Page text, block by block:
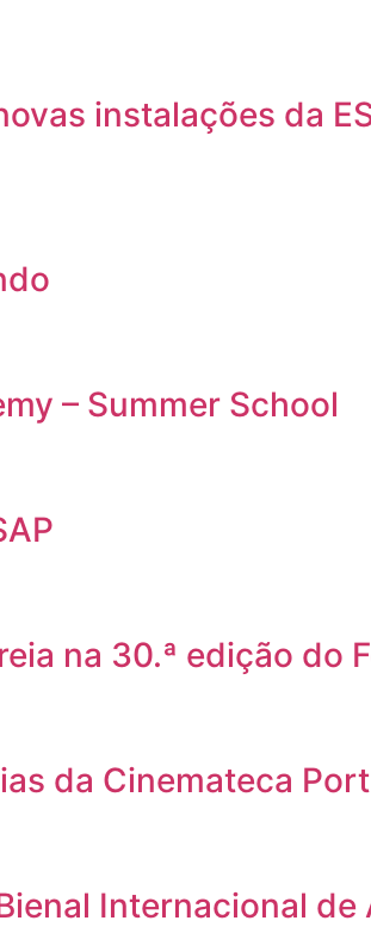
instalações da
– Summer School
na 30.ª edição do
da Cinemateca
Internacional de